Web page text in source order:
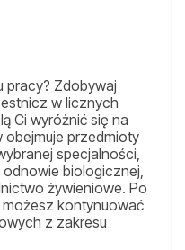
pracy? Zdobywaj
w licznych
Ci wyróżnić się na
obejmuje przedmioty
specjalności,
biologicznej,
żywieniowe. Po
kontynuować
z zakresu